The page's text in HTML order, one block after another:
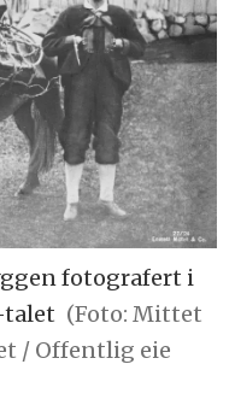
fotografert i
talet (Foto: Mittet
/ Offentlig eie